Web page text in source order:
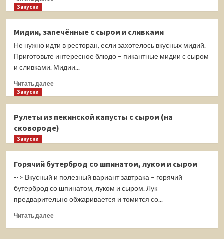
с
фрикадельками
и
сосисками
сковороде)
Закуски
Мидии, запечённые с сыром и сливками
Не нужно идти в ресторан, если захотелось вкусных мидий.
Приготовьте интересное блюдо – пикантные мидии с сыром
и сливками. Мидии...
Читать далееПрочитать
запечённые
с
Закуски
Рулеты из пекинской капусты с сыром (на
сковороде)
Закуски
Горячий бутерброд со шпинатом, луком и сыром
--> Вкусный и полезный вариант завтрака – горячий
бутерброд со шпинатом, луком и сыром. Лук
предварительно обжаривается и томится со...
Читать далееПрочитать